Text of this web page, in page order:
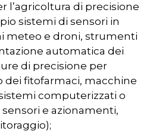
l’agricoltura di precisione
sistemi di sensori in
meteo e droni, strumenti
automatica dei
di precisione per
dei fitofarmaci, macchine
computerizzati o
e azionamenti,